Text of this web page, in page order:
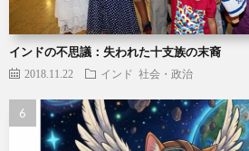
インドの不思議：失われた十支族の末裔
2018.11.22 インド 社会・政治